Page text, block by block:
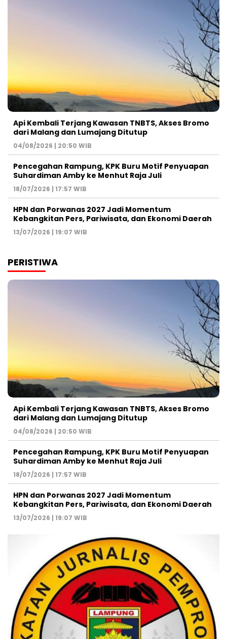
Api Kembali Terjang Kawasan TNBTS, Akses Bromo
dari Malang dan Lumajang Ditutup
04/08/2026 | 20:50 WIB
Pencegahan Rampung, KPK Buru Motif Penyuapan
Suhardiman Amby ke Menhut Raja Juli
18/07/2026 | 17:57 WIB
HPN dan Porwanas 2027 Jadi Momentum
Kebangkitan Pers, Pariwisata, dan Ekonomi Daerah
13/07/2026 | 19:07 WIB
PERISTIWA
Api Kembali Terjang Kawasan TNBTS, Akses Bromo
dari Malang dan Lumajang Ditutup
04/08/2026 | 20:50 WIB
Pencegahan Rampung, KPK Buru Motif Penyuapan
Suhardiman Amby ke Menhut Raja Juli
18/07/2026 | 17:57 WIB
HPN dan Porwanas 2027 Jadi Momentum
Kebangkitan Pers, Pariwisata, dan Ekonomi Daerah
13/07/2026 | 19:07 WIB